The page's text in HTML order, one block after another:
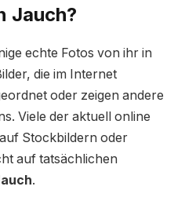
Jauch?
echte Fotos von ihr in
die im Internet
oder zeigen andere
Viele der aktuell online
Stockbildern oder
auf tatsächlichen
.